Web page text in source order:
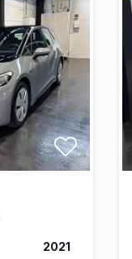
2021